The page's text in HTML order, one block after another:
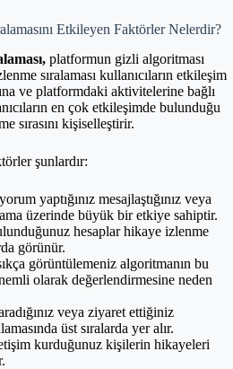
Etkileyen Faktörler Nelerdir?
platformun gizli algoritması
sıralaması kullanıcıların etkileşim
ve platformdaki aktivitelerine bağlı
en çok etkileşimde bulunduğu
sırasını kişiselleştirir.
şunlardır:
yaptığınız mesajlaştığınız veya
üzerinde büyük bir etkiye sahiptir.
hesaplar hikaye izlenme
görünür.
görüntülemeniz algoritmanın bu
olarak değerlendirmesine neden
veya ziyaret ettiğiniz
üst sıralarda yer alır.
kurduğunuz kişilerin hikayeleri